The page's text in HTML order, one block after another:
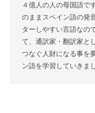
４億人の人の母国語で
のままスペイン語の発
ターしやすい言語なの
て、通訳家・翻訳家と
つなぐ人財になる事を
ン語を学習していきま